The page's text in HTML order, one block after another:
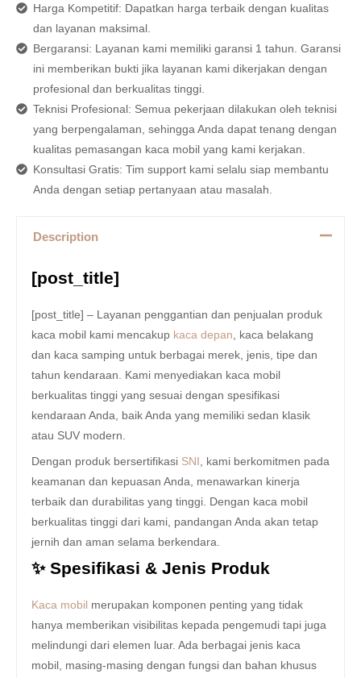
Harga Kompetitif: Dapatkan harga terbaik dengan kualitas
dan layanan maksimal.
Bergaransi: Layanan kami memiliki garansi 1 tahun. Garansi
ini memberikan bukti jika layanan kami dikerjakan dengan
profesional dan berkualitas tinggi.
Teknisi Profesional: Semua pekerjaan dilakukan oleh teknisi
yang berpengalaman, sehingga Anda dapat tenang dengan
kualitas pemasangan kaca mobil yang kami kerjakan.
Konsultasi Gratis: Tim support kami selalu siap membantu
Anda dengan setiap pertanyaan atau masalah.
Description
[post_title]
[post_title] – Layanan penggantian dan penjualan produk
kaca mobil kami mencakup kaca depan , kaca belakang
dan kaca samping untuk berbagai merek, jenis, tipe dan
tahun kendaraan. Kami menyediakan kaca mobil
berkualitas tinggi yang sesuai dengan spesifikasi
kendaraan Anda, baik Anda yang memiliki sedan klasik
atau SUV modern.
Dengan produk bersertifikasi SNI
, kami berkomitmen pada
keamanan dan kepuasan Anda, menawarkan kinerja
terbaik dan durabilitas yang tinggi. Dengan kaca mobil
berkualitas tinggi dari kami, pandangan Anda akan tetap
jernih dan aman selama berkendara.
✨ Spesifikasi & Jenis Produk
Kaca mobil merupakan komponen penting yang tidak
hanya memberikan visibilitas kepada pengemudi tapi juga
melindungi dari elemen luar. Ada berbagai jenis kaca
mobil, masing-masing dengan fungsi dan bahan khusus